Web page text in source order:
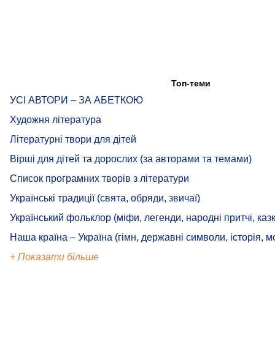
Топ-теми
УСІ АВТОРИ – ЗА АБЕТКОЮ
Художня література
Літературні твори для дітей
Вірші для дітей та дорослих (за авторами та темами)
Список програмних творів з літератури
Українські традиції (свята, обряди, звичаї)
Український фольклор (міфи, легенди, народні притчі,
Наша країна – Україна (гімн, державні символи, історія,
+ Показати більше